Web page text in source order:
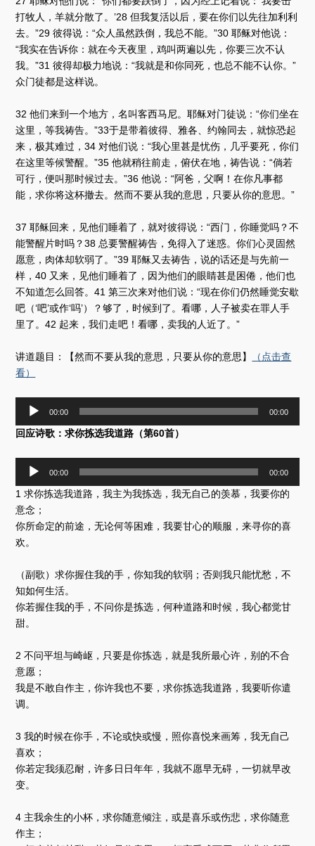
打牧人，羊就分散了。’28 但我复活以后，要在你们以先往加利利
去。”29 彼得说：“众人虽然跌倒，我总不能。”30 耶稣对他说：
“我实在告诉你：就在今天夜里，鸡叫两遍以先，你要三次不认
我。”31 彼得却极力地说：“我就是和你同死，也总不能不认你。”
众门徒都是这样说。
32 他们来到一个地方，名叫客西马尼。耶稣对门徒说：“你们坐在
这里，等我祷告。”33于是带着彼得、雅各、约翰同去，就惊恐起
来，极其难过，34 对他们说：“我心里甚是忧伤，几乎要死，你们
在这里等候警醒。”35 他就稍往前走，俯伏在地，祷告说：“倘若
可行，便叫那时候过去。”36 他说：“阿爸，父啊！在你凡事都
能，求你将这杯撤去。然而不要从我的意思，只要从你的意思。”
37 耶稣回来，见他们睡着了，就对彼得说：“西门，你睡觉吗？不
能警醒片时吗？38 总要警醒祷告，免得入了迷惑。你们心灵固然
愿意，肉体却软弱了。”39 耶稣又去祷告，说的话还是与先前一
样，40 又来，见他们睡着了，因为他们的眼睛甚是困倦，他们也
不知道怎么回答。41 第三次来对他们说：“现在你们仍然睡觉安歇
吧（‘吧’或作‘吗’）？够了，时候到了。看哪，人子被卖在罪人手
里了。42 起来，我们走吧！看哪，卖我的人近了。”
讲道题目：【然而不要从我的意思，只要从你的意思】
（点击查
看）
播
00:00 00:00
回应诗歌：求你拣选我道路（第60首）
播
放
器
00:00 00:00
1 求你拣选我道路，我主为我拣选，我无自己的羡慕，我要你的
意念；
你所命定的前途，无论何等困难，我要甘心的顺服，来寻你的喜
欢。
（副歌）求你握住我的手，你知我的软弱；否则我只能忧愁，不
知如何生活。
你若握住我的手，不问你是拣选，何种道路和时候，我心都觉甘
甜。
2 不问平坦与崎岖，只要是你拣选，就是我所最心许，别的不合
意愿；
我是不敢自作主，你许我也不要，求你拣选我道路，我要听你遣
调。
3 我的时候在你手，不论或快或慢，照你喜悦来画筹，我无自己
喜欢；
你若定我须忍耐，许多日日年年，我就不愿早无碍，一切就早改
变。
4 主我余生的小杯，求你随意倾注，或是喜乐或伤悲，求你随意
作主；